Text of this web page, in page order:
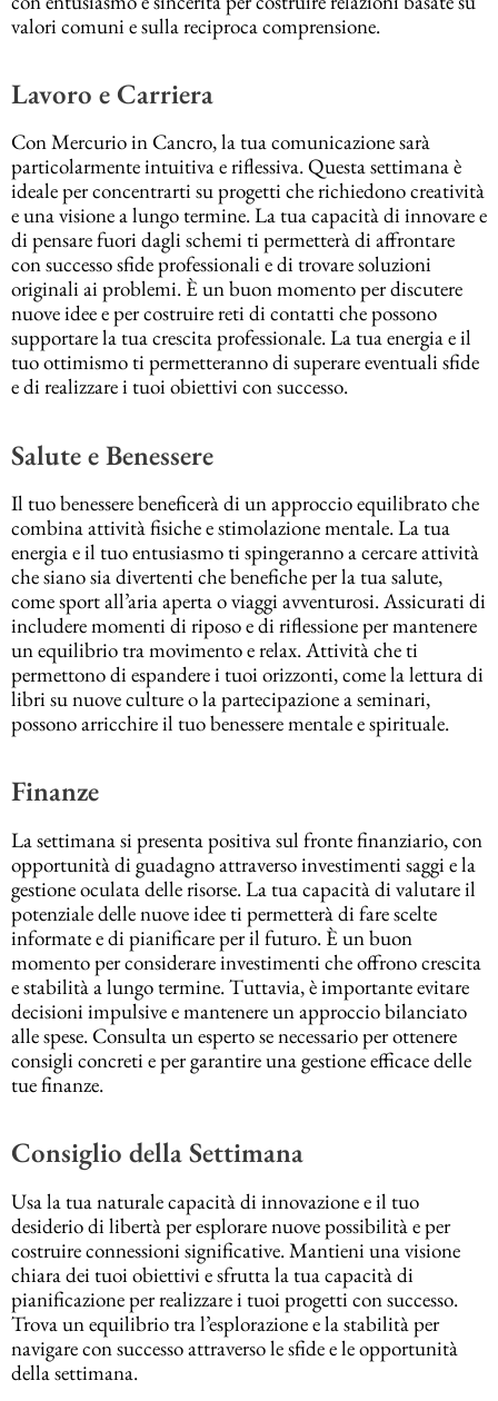
valori comuni e sulla reciproca comprensione.
Lavoro e Carriera
Con Mercurio in Cancro, la tua comunicazione sarà
particolarmente intuitiva e riflessiva. Questa settimana è
ideale per concentrarti su progetti che richiedono creatività
e una visione a lungo termine. La tua capacità di innovare e
di pensare fuori dagli schemi ti permetterà di affrontare
con successo sfide professionali e di trovare soluzioni
originali ai problemi. È un buon momento per discutere
nuove idee e per costruire reti di contatti che possono
supportare la tua crescita professionale. La tua energia e il
tuo ottimismo ti permetteranno di superare eventuali sfide
e di realizzare i tuoi obiettivi con successo.
Salute e Benessere
Il tuo benessere beneficerà di un approccio equilibrato che
combina attività fisiche e stimolazione mentale. La tua
energia e il tuo entusiasmo ti spingeranno a cercare attività
che siano sia divertenti che benefiche per la tua salute,
come sport all’aria aperta o viaggi avventurosi. Assicurati di
includere momenti di riposo e di riflessione per mantenere
un equilibrio tra movimento e relax. Attività che ti
permettono di espandere i tuoi orizzonti, come la lettura di
libri su nuove culture o la partecipazione a seminari,
possono arricchire il tuo benessere mentale e spirituale.
Finanze
La settimana si presenta positiva sul fronte finanziario, con
opportunità di guadagno attraverso investimenti saggi e la
gestione oculata delle risorse. La tua capacità di valutare il
potenziale delle nuove idee ti permetterà di fare scelte
informate e di pianificare per il futuro. È un buon
momento per considerare investimenti che offrono crescita
e stabilità a lungo termine. Tuttavia, è importante evitare
decisioni impulsive e mantenere un approccio bilanciato
alle spese. Consulta un esperto se necessario per ottenere
consigli concreti e per garantire una gestione efficace delle
tue finanze.
Consiglio della Settimana
Usa la tua naturale capacità di innovazione e il tuo
desiderio di libertà per esplorare nuove possibilità e per
costruire connessioni significative. Mantieni una visione
chiara dei tuoi obiettivi e sfrutta la tua capacità di
pianificazione per realizzare i tuoi progetti con successo.
Trova un equilibrio tra l’esplorazione e la stabilità per
navigare con successo attraverso le sfide e le opportunità
della settimana.